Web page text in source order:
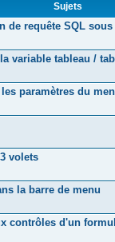
Sujets
de requête SQL sous
variable tableau /
paramètres du
volets
la barre de menu
contrôles d'un